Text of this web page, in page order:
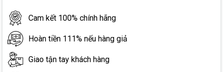
Cam kết 100% chính hãng
Hoàn tiền 111% nếu hàng giả
Giao tận tay khách hàng